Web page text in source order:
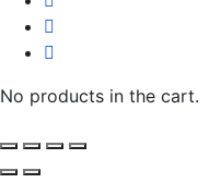
No products in the cart.